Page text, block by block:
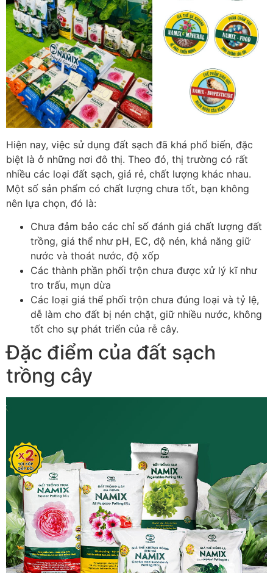
Hiện nay, việc sử dụng đất sạch đã khá phổ biến, đặc
biệt là ở những nơi đô thị. Theo đó, thị trường có rất
nhiều các loại đất sạch, giá rẻ, chất lượng khác nhau.
Một số sản phẩm có chất lượng chưa tốt, bạn không
nên lựa chọn, đó là:
Chưa đảm bảo các chỉ số đánh giá chất lượng đất
trồng, giá thể như pH, EC, độ nén, khả năng giữ
nước và thoát nước, độ xốp
Các thành phần phối trộn chưa được xử lý kĩ như
tro trấu, mụn dừa
Các loại giá thể phối trộn chưa đúng loại và tỷ lệ,
dễ làm cho đất bị nén chặt, giữ nhiều nước, không
tốt cho sự phát triển của rễ cây.
Đặc điểm của đất sạch
trồng cây